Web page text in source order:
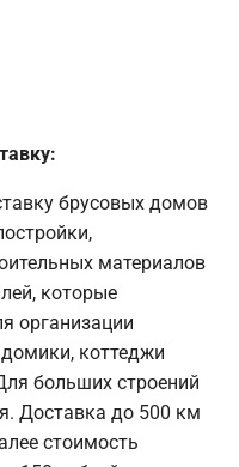
брусовых домов
материалов
которые
организации
коттеджи
больших строений
Доставка до 500 км
стоимость